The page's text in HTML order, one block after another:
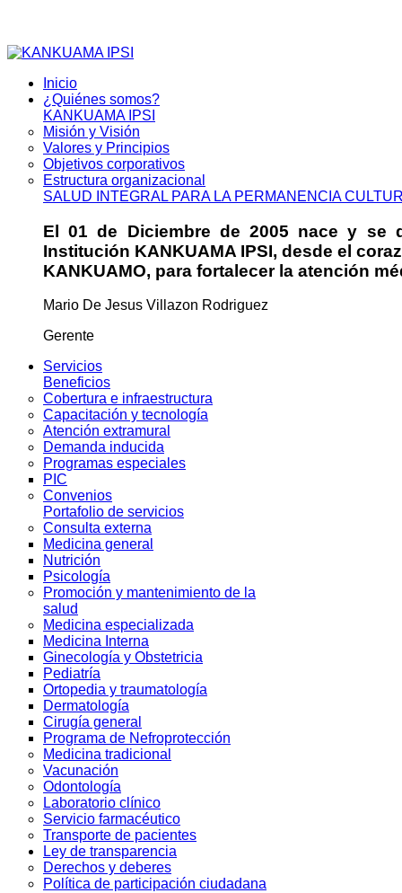
Inicio
¿Quiénes somos?
KANKUAMA IPSI
Misión y Visión
Valores y Principios
Objetivos corporativos
Estructura organizacional
SALUD INTEGRAL PARA LA PERMANENCIA
El 01 de Diciembre de 2005 nace y se
Institución KANKUAMA IPSI, desde el
KANKUAMO, para fortalecer la atención
Mario De Jesus Villazon Rodriguez
Gerente
Servicios
Beneficios
Cobertura e infraestructura
Capacitación y tecnología
Atención extramural
Demanda inducida
Programas especiales
PIC
Convenios
Portafolio de servicios
Consulta externa
Medicina general
Nutrición
Psicología
Promoción y mantenimiento de la
salud
Medicina especializada
Medicina Interna
Ginecología y Obstetricia
Pediatría
Ortopedia y traumatología
Dermatología
Cirugía general
Programa de Nefroprotección
Medicina tradicional
Vacunación
Odontología
Laboratorio clínico
Servicio farmacéutico
Transporte de pacientes
Ley de transparencia
Derechos y deberes
Política de participación ciudadana